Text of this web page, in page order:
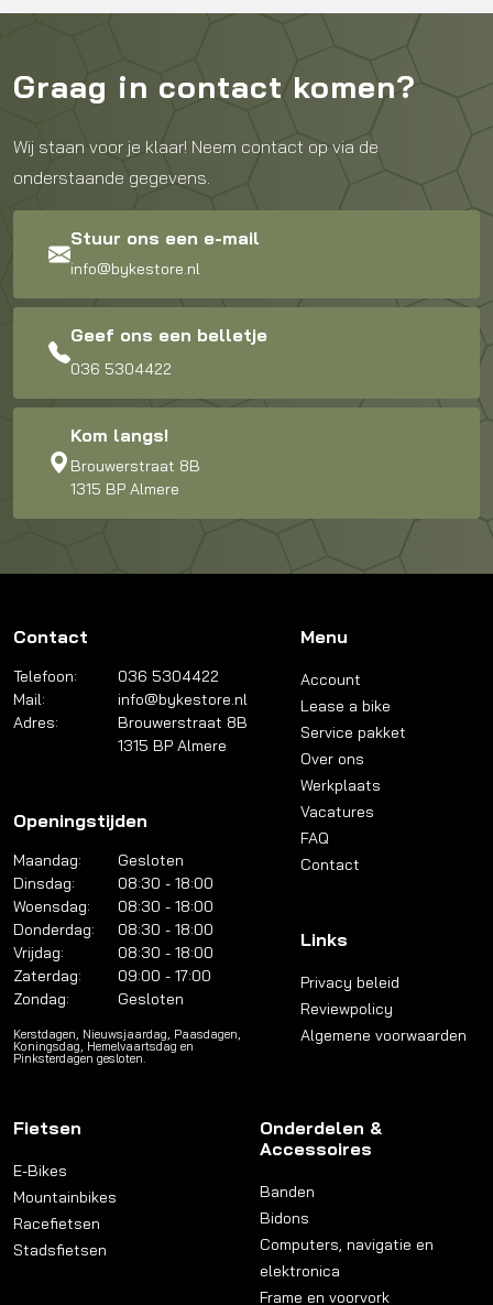
Graag in contact komen?
Wij staan voor je klaar! Neem contact op via de
onderstaande gegevens.
Stuur ons een e-mail
info@bykestore.nl
Geef ons een belletje
036 5304422
Kom langs!
Brouwerstraat 8B
1315 BP Almere
Contact
Telefoon:
036 5304422
Mail:
info@bykestore.nl
Adres:
Brouwerstraat 8B
1315 BP Almere
Openingstijden
Maandag:
Gesloten
Dinsdag:
08:30 - 18:00
Woensdag:
08:30 - 18:00
Donderdag:
08:30 - 18:00
Vrijdag:
08:30 - 18:00
Zaterdag:
09:00 - 17:00
Zondag:
Gesloten
Kerstdagen, Nieuwsjaardag, Paasdagen,
Koningsdag, Hemelvaartsdag en
Pinksterdagen gesloten.
Menu
Account
Lease a bike
Service pakket
Over ons
Werkplaats
Vacatures
FAQ
Contact
Links
Privacy beleid
Reviewpolicy
Algemene voorwaarden
Fietsen
E-Bikes
Mountainbikes
Racefietsen
Stadsfietsen
Onderdelen &
Accessoires
Banden
Bidons
Computers, navigatie en
elektronica
Frame en voorvork